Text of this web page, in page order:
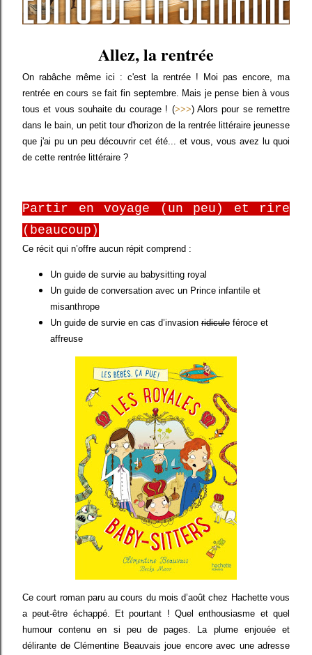
Allez, la rentrée
On rabâche même ici : c'est la rentrée ! Moi pas encore, ma
rentrée en cours se fait fin septembre. Mais je pense bien à vous
tous et vous souhaite du courage ! (>>>) Alors pour se remettre
dans le bain, un petit tour d'horizon de la rentrée littéraire jeunesse
que j'ai pu un peu découvrir cet été... et vous, vous avez lu quoi
de cette rentrée littéraire ?
Partir en voyage (un peu) et rire
(beaucoup)
Ce récit qui n’offre aucun répit comprend :
Un guide de survie au babysitting royal
Un guide de conversation avec un Prince infantile et
misanthrope
Un guide de survie en cas d’invasion ridicule féroce et
affreuse
Ce court roman paru au cours du mois d’août chez Hachette vous
a peut-être échappé. Et pourtant ! Quel enthousiasme et quel
humour contenu en si peu de pages. La plume enjouée et
délirante de Clémentine Beauvais joue encore avec une adresse